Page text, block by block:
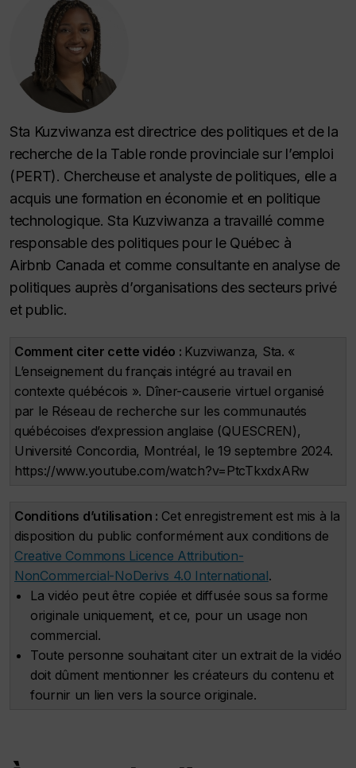
Sta Kuzviwanza est directrice des politiques et de la
recherche de la Table ronde provinciale sur l’emploi
(PERT). Chercheuse et analyste de politiques, elle a
acquis une formation en économie et en politique
technologique. Sta Kuzviwanza a travaillé comme
responsable des politiques pour le Québec à
Airbnb Canada et comme consultante en analyse de
politiques auprès d’organisations des secteurs privé
et public.
Comment citer cette vidéo : Kuzviwanza, Sta. «
L’enseignement du français intégré au travail en
contexte québécois ». Dîner-causerie virtuel organisé
par le Réseau de recherche sur les communautés
québécoises d’expression anglaise (QUESCREN),
Université Concordia, Montréal, le 19 septembre 2024.
https://www.youtube.com/watch?v=PtcTkxdxARw
Conditions d’utilisation : Cet enregistrement est mis à la
disposition du public conformément aux conditions de
Creative Commons Licence Attribution-
NonCommercial-NoDerivs 4.0 International.
La vidéo peut être copiée et diffusée sous sa forme
originale uniquement, et ce, pour un usage non
commercial.
Toute personne souhaitant citer un extrait de la vidéo
doit dûment mentionner les créateurs du contenu et
fournir un lien vers la source originale.